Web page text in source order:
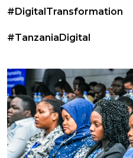
#DigitalTransformation
#TanzaniaDigital